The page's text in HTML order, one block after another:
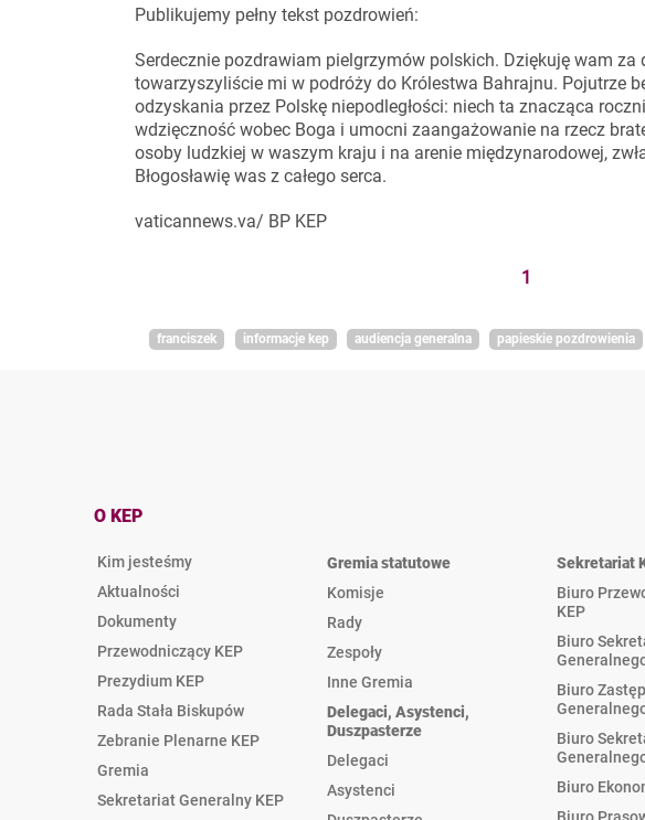
Publikujemy pełny tekst pozdrowień:
Serdecznie pozdrawiam pielgrzymów polskich. Dziękuję wam za
towarzyszyliście mi w podróży do Królestwa Bahrajnu. Pojutrze
odzyskania przez Polskę niepodległości: niech ta znacząca
wdzięczność wobec Boga i umocni zaangażowanie na rzecz
osoby ludzkiej w waszym kraju i na arenie międzynarodowej,
Błogosławię was z całego serca.
vaticannews.va/ BP KEP
1
franciszek informacje kep audiencja generalna papieskie pozdrowienia
O KEP
Kim jesteśmy
Aktualności
Dokumenty
Przewodniczący KEP
Prezydium KEP
Rada Stała Biskupów
Zebranie Plenarne KEP
Gremia
Sekretariat Generalny KEP
Gremia statutowe
Komisje
Rady
Zespoły
Inne Gremia
Delegaci, Asystenci,
Duszpasterze
Delegaci
Asystenci
Sekretariat
Biuro
KEP
Biuro
Biuro
Biuro
Biuro